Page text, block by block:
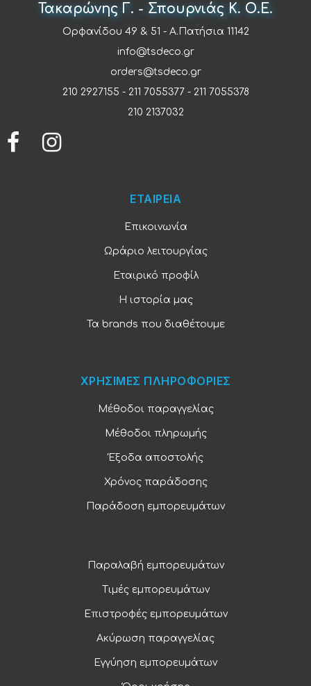
Τακαρώνης Γ. - Σπουρνιάς Κ. Ο.Ε.
Ορφανίδου 49 & 51 - Α.Πατήσια 11142
info@tsdeco.gr
orders@tsdeco.gr
210 2927155 - 211 7055377- 211 7055378
210 2137032
ΕΤΑΙΡΕΙΑ
Επικοινωνία
Ωράριο λειτουργίας
Εταιρικό προφίλ
Η ιστορία μας
Τα brands που διαθέτουμε
ΧΡΗΣΙΜΕΣ ΠΛΗΡΟΦΟΡΙΕΣ
Μέθοδοι παραγγελίας
Μέθοδοι πληρωμής
Έξοδα αποστολής
Χρόνος παράδοσης
Παράδοση εμπορευμάτων
Παραλαβή εμπορευμάτων
Τιμές εμπορευμάτων
Επιστροφές εμπορευμάτων
Ακύρωση παραγγελίας
Εγγύηση εμπορευμάτων